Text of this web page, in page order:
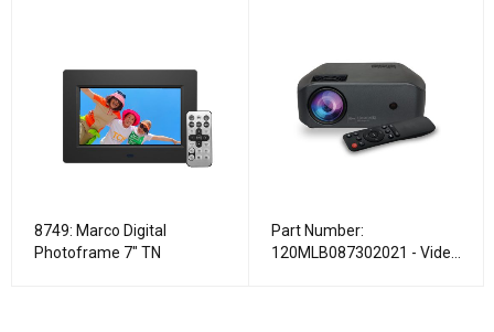
8749: Marco Digital
Photoframe 7" TN
Part Number:
120MLB087302021 - Video